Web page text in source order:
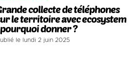
collecte de téléphones
le territoire avec ecosystem
donner ?
le lundi 2 juin 2025